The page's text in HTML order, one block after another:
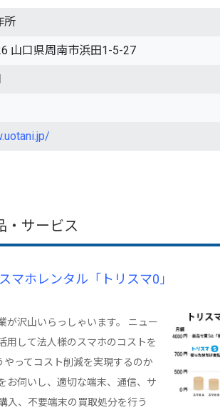
所
山口県周南市浜田1-5-27
・サービス
マホレンタル「トリスマ0」
が沢山いらっしゃいます。 ニュー
用して法人様のスマホのコストを
ってコスト削減を実現するのか
お伺いし、適切な端末、通信、サ
入、不要端末の買取処分を行う